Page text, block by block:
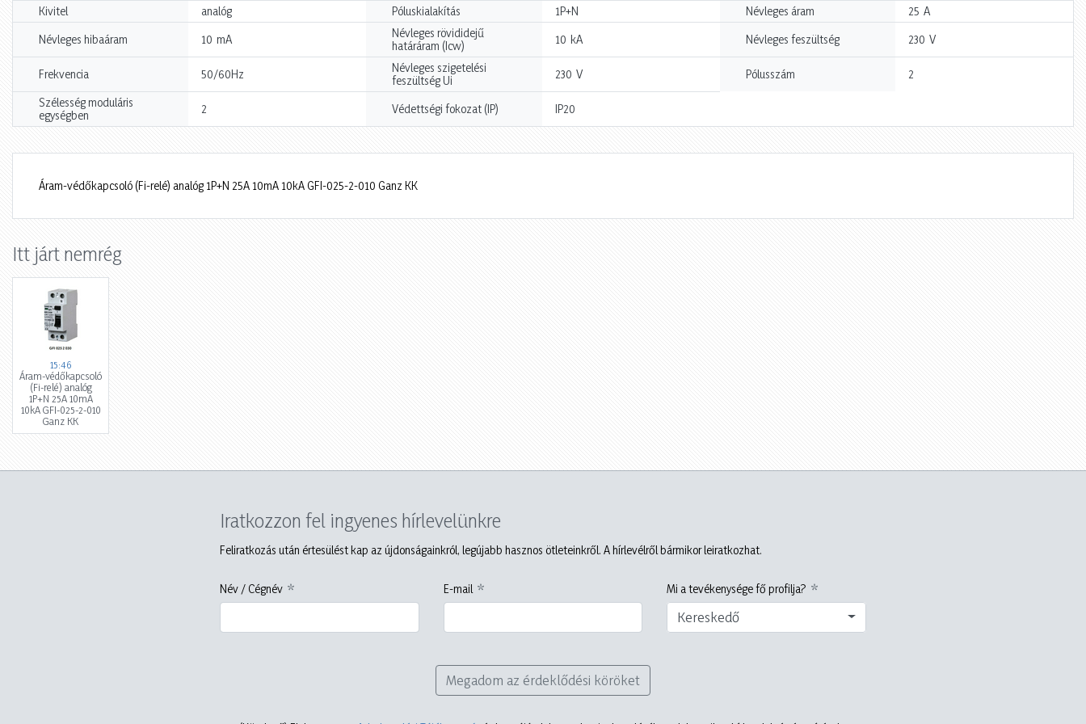
Kivitel analóg Póluskialakítás 1P+N Névleges áram 25 A
Névleges hibaáram 10 mA
Névleges rövididejű
határáram (Icw)
10 kA Névleges feszültség 230 V
Frekvencia 50/60Hz
Névleges szigetelési
feszültség Ui
230 V Pólusszám 2
Szélesség moduláris
egységben
2 Védettségi fokozat (IP) IP20
Áram-védőkapcsoló (Fi-relé) analóg 1P+N 25A 10mA 10kA GFI-025-2-010 Ganz KK
Itt járt nemrég
15:46
Áram-védőkapcsoló
(Fi-relé) analóg
1P+N 25A 10mA
10kA GFI-025-2-010
Ganz KK
Iratkozzon fel ingyenes hírlevelünkre
Feliratkozás után értesülést kap az újdonságainkról, legújabb hasznos ötleteinkről. A hírlevélről bármikor leiratkozhat.
Név / Cégnév E-mail Mi a tevékenysége fő profilja?
Kereskedő
Megadom az érdeklődési köröket